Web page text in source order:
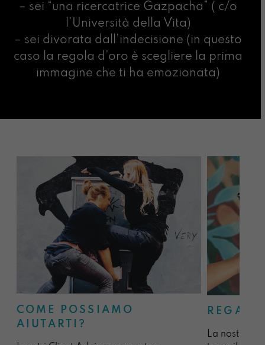
– sei “una ricercatrice Gazpacha” ( c/o
l’Università della Vita)
– sei divorata dall’indecisione (in questo
caso la regola d’oro è scegliere la prima
immagine che ti ha emozionata)
COME POSSIAMO
AIUTARTI?
La nostra